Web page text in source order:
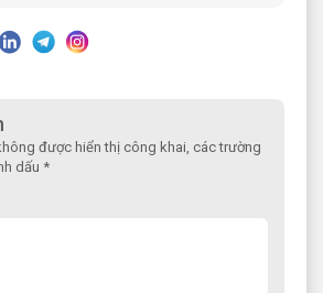
được hiển thị công khai, các trường
dấu *